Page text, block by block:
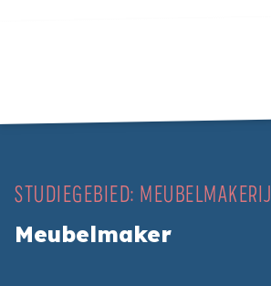
STUDIEGEBIED: MEUBELMAKERIJ
Meubelmaker